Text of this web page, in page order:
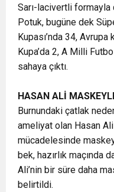
Sarı-lacivertli formayla
Potuk, bugüne dek
Kupası’nda 34, Avrupa
Kupa’da 2, A Milli
sahaya çıktı.
HASAN ALİ
Burnundaki çatlak
ameliyat olan Hasan Ali
mücadelesinde
bek, hazırlık maçında
Ali’nin bir süre daha
belirtildi.